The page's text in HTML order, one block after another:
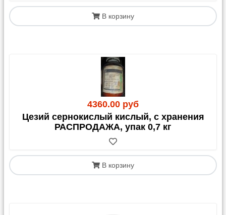
В корзину
4360.00 руб
Цезий сернокислый кислый, с хранения
РАСПРОДАЖА, упак 0,7 кг
В корзину